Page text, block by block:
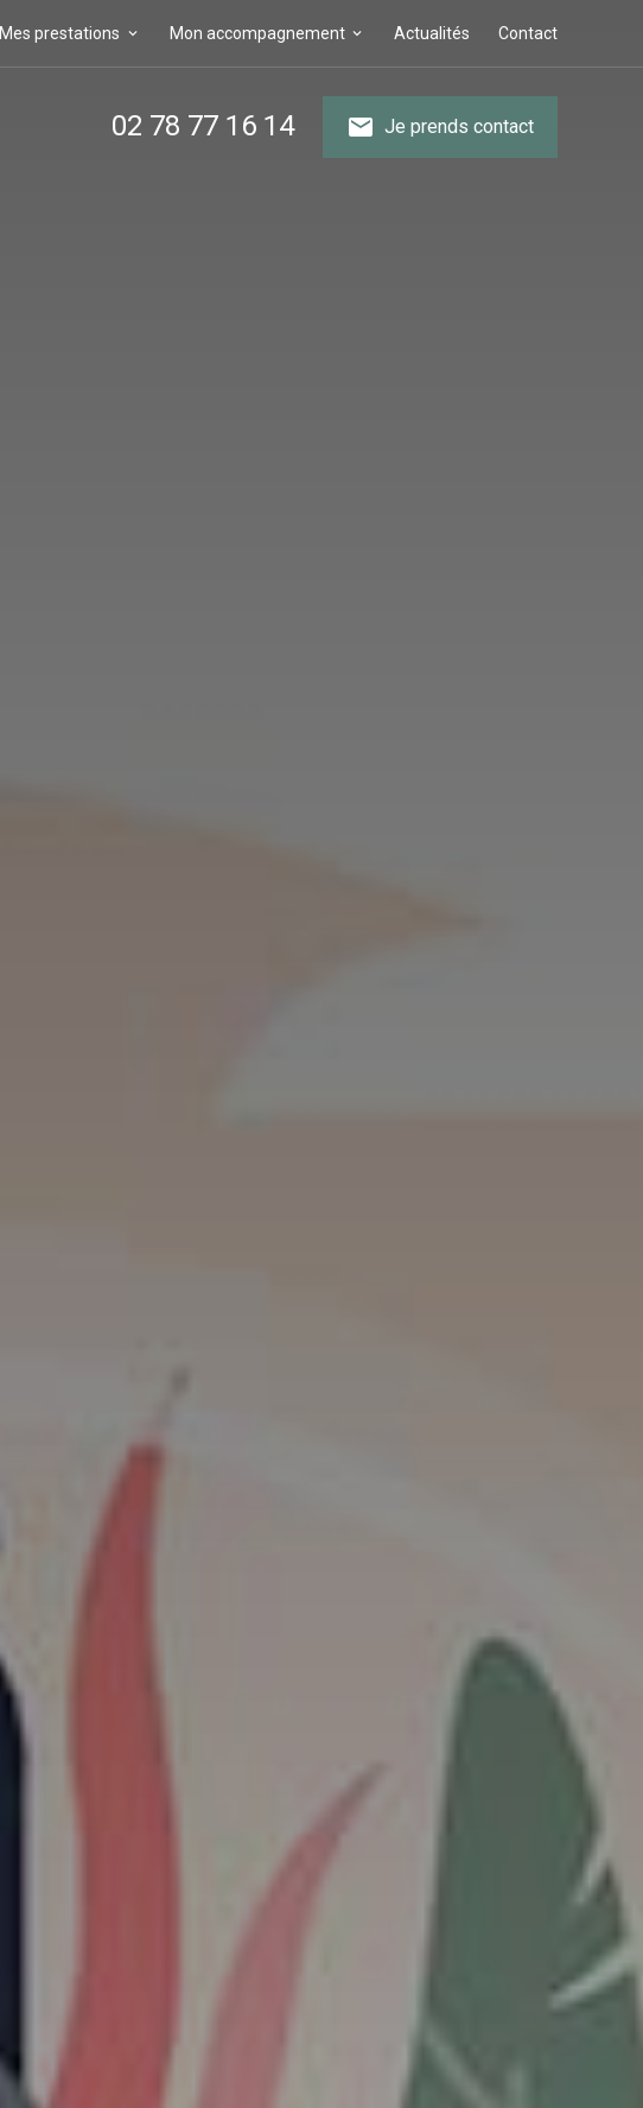
Mes prestations Mon accompagnement Actualités Contact
02 78 77 16 14 mail Je prends contact